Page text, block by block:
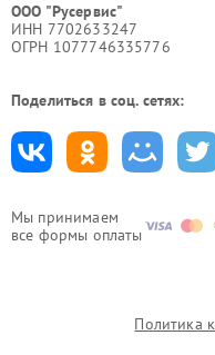
Мы принимаем
все формы оплаты
ООО "Русервис"
ИНН 7702633247
ОГРН 1077746335776
Поделиться в соц. сетях:
Политика